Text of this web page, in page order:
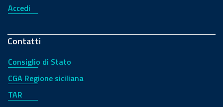
Accedi
Contatti
Consiglio di Stato
CGA Regione siciliana
TAR